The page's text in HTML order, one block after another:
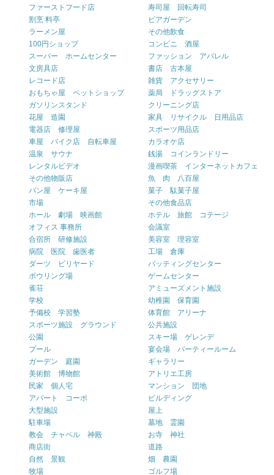
ファーストフード店
寿司屋 回転寿司
割烹 料亭
ビアガーデン
ラーメン屋
その他飲食
100円ショップ
コンビニ 酒屋
スーパー ホームセンター
ファッション アパレル
文房具店
書店 古本屋
レコード店
雑貨 アクセサリー
おもちゃ屋 ペットショップ
薬局 ドラッグストア
ガソリンスタンド
クリーニング店
花屋 造園
家具 リサイクル 日用品店
電器店 修理屋
スポーツ用品店
車屋 バイク店 自転車屋
カラオケ店
温泉 サウナ
銭湯 コインランドリー
レンタルビデオ
漫画喫茶 インターネットカフェ
その他物販店
魚 肉 八百屋
パン屋 ケーキ屋
菓子 駄菓子屋
市場
その他食品店
ホール 劇場 映画館
ホテル 旅館 コテージ
オフィス 事務所
会議室
合宿所 研修施設
美容室 理容室
病院 医院 歯医者
工場 倉庫
ダーツ ビリヤード
バッティングセンター
ボウリング場
ゲームセンター
雀荘
アミューズメント施設
学校
幼稚園 保育園
予備校 学習塾
体育館 アリーナ
スポーツ施設 グラウンド
公共施設
公園
スキー場 ゲレンデ
プール
宴会場 パーティールーム
ガーデン 庭園
ギャラリー
美術館 博物館
アトリエ工房
民家 個人宅
マンション 団地
アパート コーポ
ビルディング
大型施設
屋上
駐車場
墓地 霊園
教会 チャペル 神殿
お寺 神社
商店街
道路
自然 景観
畑 農園
牧場
ゴルフ場